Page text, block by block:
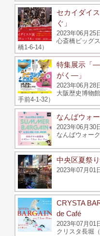
セカイダイ
ぐ」
2023年06月25
心斎橋ビッグ
橋1-6-14）
特集展示「―
がく―」
2023年06月28
大阪歴史博物
手前4-1-32）
なんばウォ
2023年06月30
なんばウォー
中央区夏祭
2023年07月01
CRYSTA
de Café
2023年07月01
クリスタ長堀